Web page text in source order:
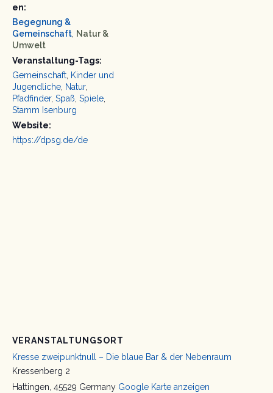
en:
Begegnung &
Gemeinschaft Natur &
Umwelt
Veranstaltung-Tags:
Gemeinschaft Kinder und
Jugendliche Natur,
Pfadfinder, Spaß Spiele
Stamm Isenburg
Website:
https://dpsg.de/de
VERANSTALTUNGSORT
Kresse zweipunktnull – Die blaue Bar & der Nebenraum
Kressenberg 2
Hattingen 45529 Germany Google Karte anzeigen